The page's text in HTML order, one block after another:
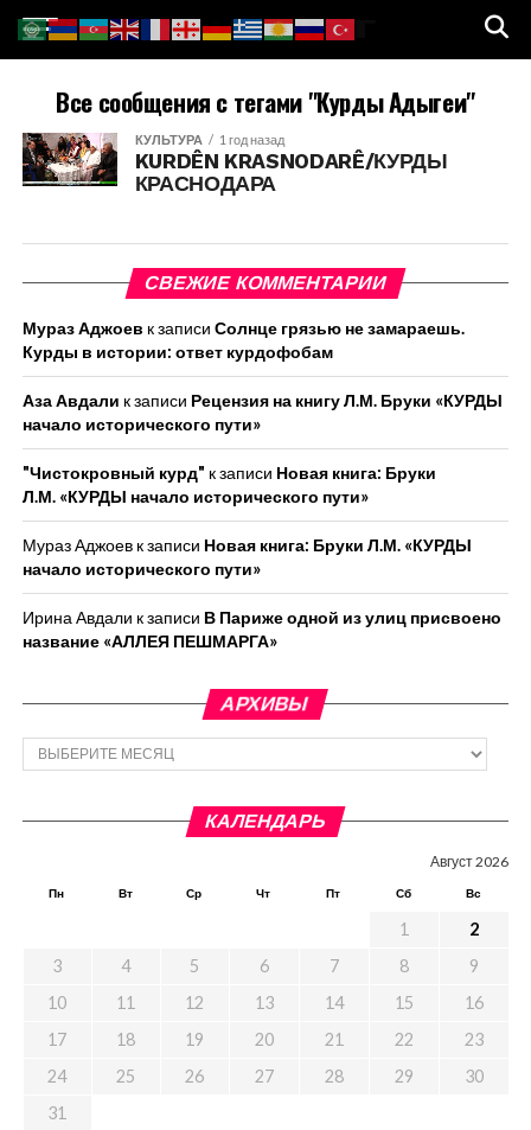
Все сообщения с тегами "Курды Адыгеи"
КУЛЬТУРА 1 год назад
KURDÊN KRASNODARÊ/КУРДЫ
КРАСНОДАРА
СВЕЖИЕ КОММЕНТАРИИ
Мураз Аджоев к записи Солнце грязью не замараешь.
Курды в истории: ответ курдофобам
Аза Авдали к записи Рецензия на книгу Л.М. Бруки «КУРДЫ
начало исторического пути»
"Чистокровный курд" к записи Новая книга: Бруки
Л.М. «КУРДЫ начало исторического пути»
Мураз Аджоевк записи Новая книга: Бруки Л.М. «КУРДЫ
начало исторического пути»
Ирина Авдали к записи В Париже одной из улиц присвоено
название «АЛЛЕЯ ПЕШМАРГА»
АРХИВЫ
Архивы
КАЛЕНДАРЬ
Август 2026
Пн Вт Ср Чт Пт Сб Вс
1
2
3
4 5 6 7 8
9
10
11 12 13 14 15
16
17
18 19 20 21 22
23
24
25 26 27 28 29
30
31